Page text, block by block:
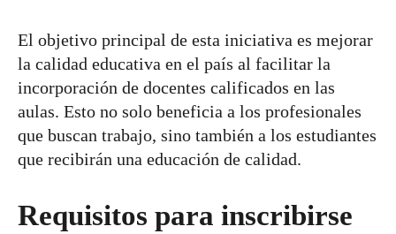
El objetivo principal de esta iniciativa es mejorar
la calidad educativa en el país al facilitar la
incorporación de docentes calificados en las
aulas. Esto no solo beneficia a los profesionales
que buscan trabajo, sino también a los estudiantes
que recibirán una educación de calidad.
Requisitos para inscribirse